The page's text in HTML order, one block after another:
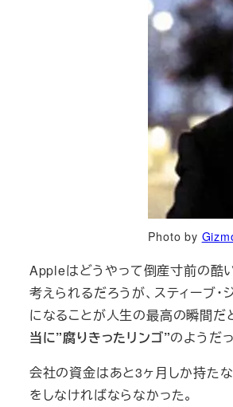
Photo by
Appleはどうやって倒産寸前の酷
考えられるだろうが、スティーブ
になることが人生の最高の瞬間だ
当に”腐りきったリンゴ”のようだっ
会社の資金はあと3ヶ月しか持た
をしなければならなかった。